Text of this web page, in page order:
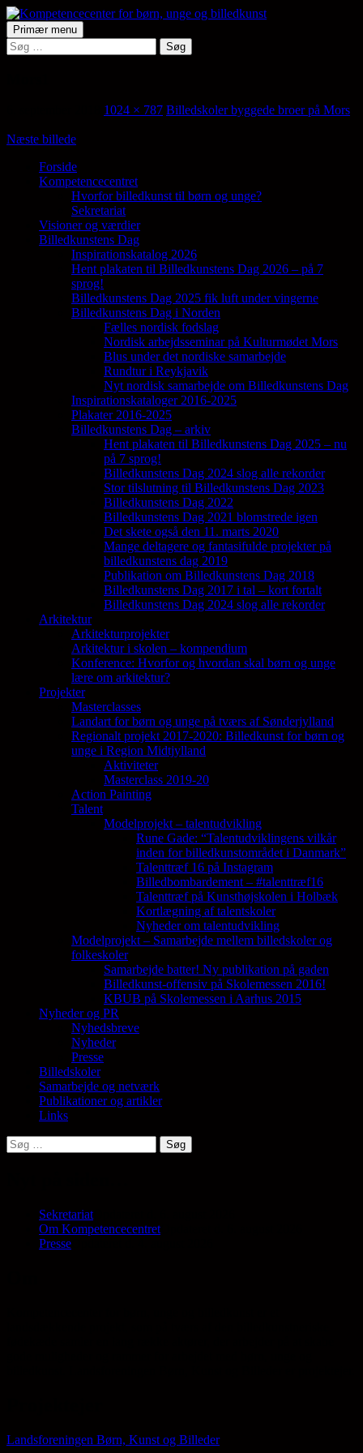
Hop
til
indhold
Kompetencecenter for børn,
SøgPrimær menu
Søg
efter:
1024 × 787 Billedskoler byggede broer på Mors
Næste billede
Samler en lang række aktører på tværs af
den billedkunstneriske fødekæde
Forside
Kompetencecentret
Hvorfor billedkunst til børn og unge?
Sekretariat
Visioner og værdier
Billedkunstens Dag
Inspirationskatalog 2026
Hent plakaten til Billedkunstens Dag 2026 – på 7
sprog!
Billedkunstens Dag 2025 fik luft under vingerne
Billedkunstens Dag i Norden
Fælles nordisk fodslag
Nordisk arbejdsseminar på Kulturmødet Mors
Blus under det nordiske samarbejde
Rundtur i Reykjavik
Nyt nordisk samarbejde om Billedkunstens Dag
Inspirationskataloger 2016-2025
Plakater 2016-2025
Billedkunstens Dag – arkiv
Hent plakaten til Billedkunstens Dag 2025 – nu
på 7 sprog!
Billedkunstens Dag 2024 slog alle rekorder
Stor tilslutning til Billedkunstens Dag 2023
Billedkunstens Dag 2022
Billedkunstens Dag 2021 blomstrede igen
Det skete også den 11. marts 2020
Mange deltagere og fantasifulde projekter på
billedkunstens dag 2019
Publikation om Billedkunstens Dag 2018
Billedkunstens Dag 2017 i tal – kort fortalt
Billedkunstens Dag 2024 slog alle rekorder
Arkitektur
Arkitekturprojekter
Arkitektur i skolen – kompendium
Konference: Hvorfor og hvordan skal børn og unge
lære om arkitektur?
Projekter
Masterclasses
Landart for børn og unge på tværs af Sønderjylland
Regionalt projekt 2017-2020: Billedkunst for børn og
unge i Region Midtjylland
Aktiviteter
Masterclass 2019-20
Action Painting
Talent
Modelprojekt – talentudvikling
Rune Gade: “Talentudviklingens vilkår
inden for billedkunstområdet i Danmark”
Talenttræf 16 på Instagram
Billedbombardement – #talenttræf16
Talenttræf på Kunsthøjskolen i Holbæk
Kortlægning af talentskoler
Nyheder om talentudvikling
Modelprojekt – Samarbejde mellem billedskoler og
folkeskoler
Samarbejde batter! Ny publikation på gaden
Billedkunst-offensiv på Skolemessen 2016!
KBUB på Skolemessen i Aarhus 2015
Nyheder og PR
Nyhedsbreve
Nyheder
Presse
Billedskoler
Samarbejde og netværk
Publikationer og artikler
Links
Søg
efter:
Sekretariat
Om Kompetencecentret
Presse
Landsforeningen Børn, Kunst og Billeder